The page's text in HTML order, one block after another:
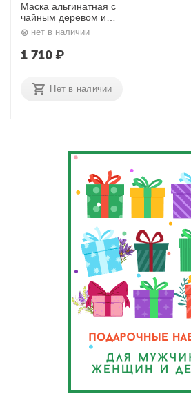
Маска альгинатная с
чайным деревом и
миоксинолом, Myo-Lifting
550 мл. Aravia
нет в наличии
1 710₽
Нет в наличии